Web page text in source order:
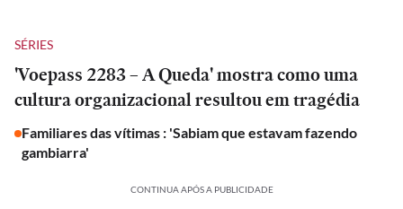
SÉRIES
'Voepass 2283 – A Queda' mostra como uma
cultura organizacional resultou em tragédia
Familiares das vítimas : 'Sabiam que estavam fazendo
gambiarra'
CONTINUA APÓS A PUBLICIDADE